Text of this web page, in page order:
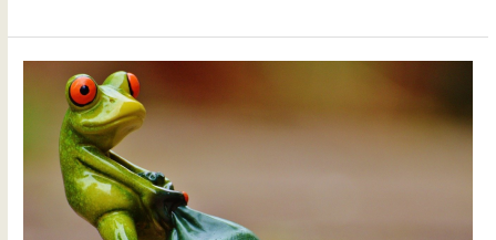
Dorfgemeinschaftshaus
Fohrde